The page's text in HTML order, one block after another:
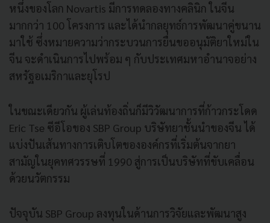
หนึ่งของโลก Novartis มีการทดลองทางคลินิก ในจีน
มากกว่า 100 โครงการ และได้นำกลยุทธ์การพัฒนาคู่ขนาน
มาใช้ ซึ่งหมายความว่ากระบวนการยื่นขออนุมัติยาใหม่ใน
จีน จะดำเนินการไปพร้อม ๆ กับประเทศมหาอำนาจอย่าง
สหรัฐอเมริกาและยุโรป
ในขณะเดียวกัน ผู้เล่นท้องถิ่นก็มีวิวัฒนาการที่ก้าวกระโดด
Eric Tse ซีอีโอของ SBP Group บริษัทยาชั้นนำของจีน ได้
แบ่งปันเส้นทางการเติบโตขององค์กรที่เริ่มต้นจากยา
สามัญในยุคทศวรรษที่ 1990 สู่การเป็นบริษัทที่ขับเคลื่อน
ด้วยนวัตกรรม
ปัจจุบัน SBP Group ลงทุนในด้านการวิจัยและพัฒนาสูง